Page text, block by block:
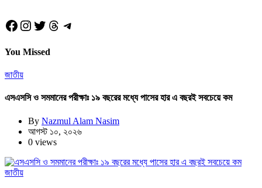
Facebook
Instagram
Twitter
Threads
Telegram
You Missed
জাতীয়
এসএসসি ও সমমানের পরীক্ষাঃ ১৯ বছরের মধ্যে পাসের হার এ বছরই সবচেয়ে কম
By Nazmul Alam Nasim
আগস্ট ১০, ২০২৬
0 views
জাতীয়